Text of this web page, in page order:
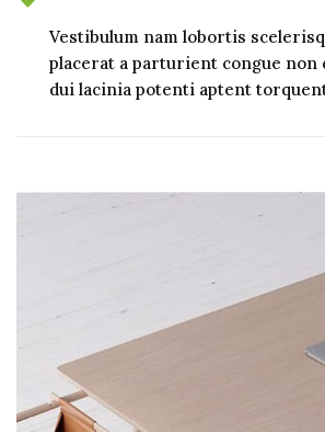
Vestibulum nam lobortis
placerat a parturient congue non
dui lacinia potenti aptent